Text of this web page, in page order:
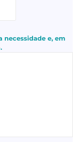
necessidade e, em